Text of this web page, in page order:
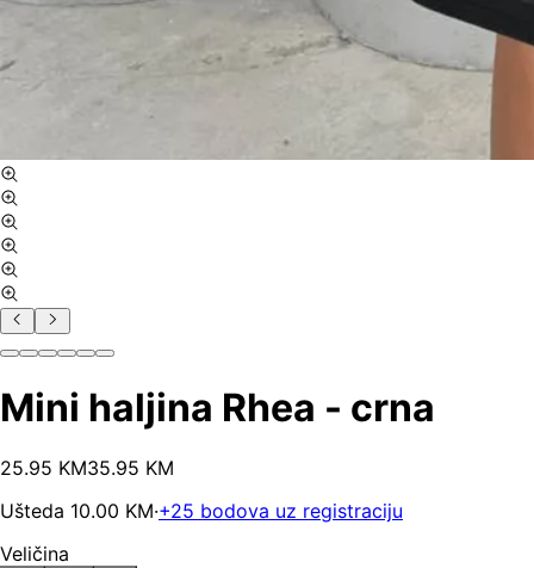
Mini haljina Rhea - crna
25.95 KM35.95 KM
Ušteda 10.00 KM·+25 bodova uz registraciju
Veličina